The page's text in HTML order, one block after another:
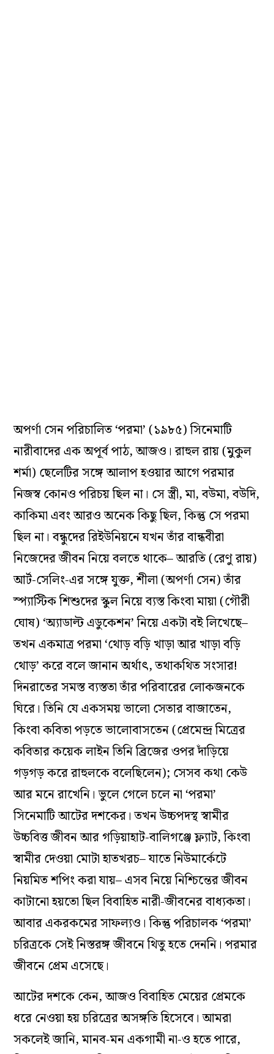
অপর্ণা সেন পরিচালিত ‘পরমা’ (১৯৮৫) সিনেমাটি
নারীবাদের এক অপূর্ব পাঠ, আজও। রাহুল রায় (মুকুল
শর্মা) ছেলেটির সঙ্গে আলাপ হওয়ার আগে পরমার
নিজস্ব কোনও পরিচয় ছিল না। সে স্ত্রী, মা, বউমা, বউদি,
কাকিমা এবং আরও অনেক কিছু ছিল, কিন্তু সে পরমা
ছিল না। বন্ধুদের রিইউনিয়নে যখন তাঁর বান্ধবীরা
নিজেদের জীবন নিয়ে বলতে থাকে– আরতি (রেণু রায়)
আর্ট-সেলিং-এর সঙ্গে যুক্ত, শীলা (অপর্ণা সেন) তাঁর
স্প্যাস্টিক শিশুদের স্কুল নিয়ে ব্যস্ত কিংবা মায়া (গৌরী
ঘোষ) ‘অ্যাডাল্ট এডুকেশন’ নিয়ে একটা বই লিখেছে–
তখন একমাত্র পরমা ‘থোড় বড়ি খাড়া আর খাড়া বড়ি
থোড়’ করে বলে জানান অর্থাৎ, তথাকথিত সংসার!
দিনরাতের সমস্ত ব্যস্ততা তাঁর পরিবারের লোকজনকে
ঘিরে। তিনি যে একসময় ভালো সেতার বাজাতেন,
কিংবা কবিতা পড়তে ভালোবাসতেন (প্রেমেন্দ্র মিত্রের
কবিতার কয়েক লাইন তিনি ব্রিজের ওপর দাঁড়িয়ে
গড়গড় করে রাহুলকে বলেছিলেন); সেসব কথা কেউ
আর মনে রাখেনি। ভুলে গেলে চলে না ‘পরমা’
সিনেমাটি আটের দশকের। তখন উচ্চপদস্থ স্বামীর
উচ্চবিত্ত জীবন আর গড়িয়াহাট-বালিগঞ্জে ফ্ল্যাট, কিংবা
স্বামীর দেওয়া মোটা হাতখরচ– যাতে নিউমার্কেটে
নিয়মিত শপিং করা যায়– এসব নিয়ে নিশ্চিন্তের জীবন
কাটানো হয়তো ছিল বিবাহিত নারী-জীবনের বাধ্যকতা।
আবার একরকমের সাফল্যও। কিন্তু পরিচালক ‘পরমা’
চরিত্রকে সেই নিস্তরঙ্গ জীবনে থিতু হতে দেননি। পরমার
জীবনে প্রেম এসেছে।
আটের দশকে কেন, আজও বিবাহিত মেয়ের প্রেমকে
ধরে নেওয়া হয় চরিত্রের অসঙ্গতি হিসেবে। আমরা
সকলেই জানি, মানব-মন একগামী না-ও হতে পারে,